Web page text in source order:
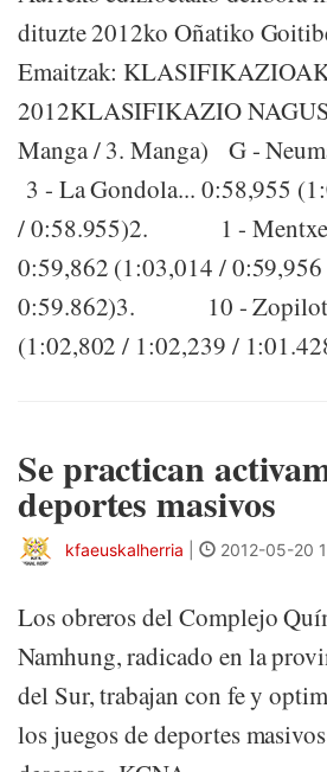
dituzte 2012ko Oñatiko
Emaitzak:
2012KLASIFIKAZIO
Manga / 3. Manga) G -
3 - La Gondola... 0:58,955
/ 0:58.955)2. 1 -
0:59,862 (1:03,014 /
0:59.862)3. 10 -
(1:02,802 / 1:02,239 /
Se practican
deportes masivos
kfaeuskalherria 2012-05-20
Los obreros del Complejo
Namhung, radicado en la
del Sur, trabajan con fe y
los juegos de deportes